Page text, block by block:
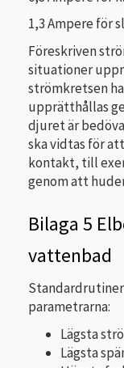
1,3 Ampere för
Föreskriven
situationer
strömkretsen
upprätthållas
djuret är
ska vidtas för
kontakt, till
genom att
Bilaga 5
vattenbad
parametrarna:
Lägsta
Lägsta